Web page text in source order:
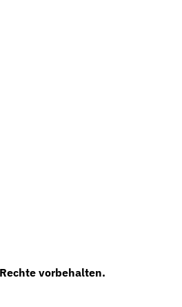
vorbehalten.